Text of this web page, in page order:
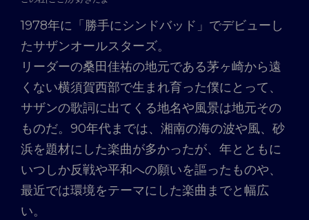
1978年に「勝手にシンドバッド」でデビューし
たサザンオールスターズ。
リーダーの桑田佳祐の地元である茅ヶ崎から遠
くない横須賀西部で生まれ育った僕にとって、
サザンの歌詞に出てくる地名や風景は地元その
ものだ。90年代までは、湘南の海の波や風、砂
浜を題材にした楽曲が多かったが、年とともに
いつしか反戦や平和への願いを謳ったものや、
最近では環境をテーマにした楽曲までと幅広
い。